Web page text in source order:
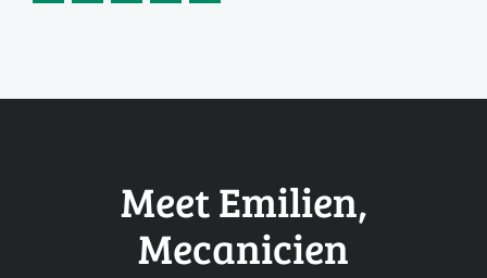
Meet Emilien,
Mecanicien